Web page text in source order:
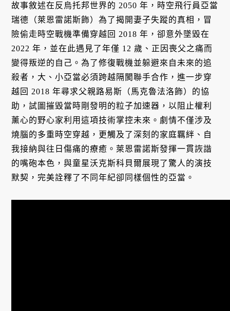
故事敘述在反烏托邦世界的 2050 年，時空飛行員亞當
瑞德（萊恩雷諾斯飾）為了揭開妻子失蹤的真相，冒
險偷走時空戰機準備穿越回 2018 年，卻意外墜毀在
2022 年，並在此遇見了年僅 12 歲、正因喪父之痛而
變得叛逆的自己。為了修復戰機並躲避來自未來的追
殺者，大、小亞當必須跨越隔閡聯手合作，進一步穿
越回 2018 年尋求父親路易斯（馬克魯法洛飾）的協
助，試圖摧毀當時剛發明的粒子加速器，以阻止權利
薰心的野心家利用這項技術掌控未來。劇情不僅涉及
燒腦的多重時空穿越，更觸及了深刻的家庭羈絆、自
我接納與往日傷痛的療癒。萊恩雷諾斯發揮一貫詼諧
的嘴砲本色，與童星沃克斯科貝爾展現了驚人的演技
默契，完美詮釋了不同年紀卻同樣個性的亞當。